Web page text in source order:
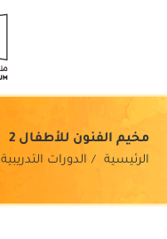
مخيم الفنون للأطفال 2
الرئيسية الدورات التدريبية